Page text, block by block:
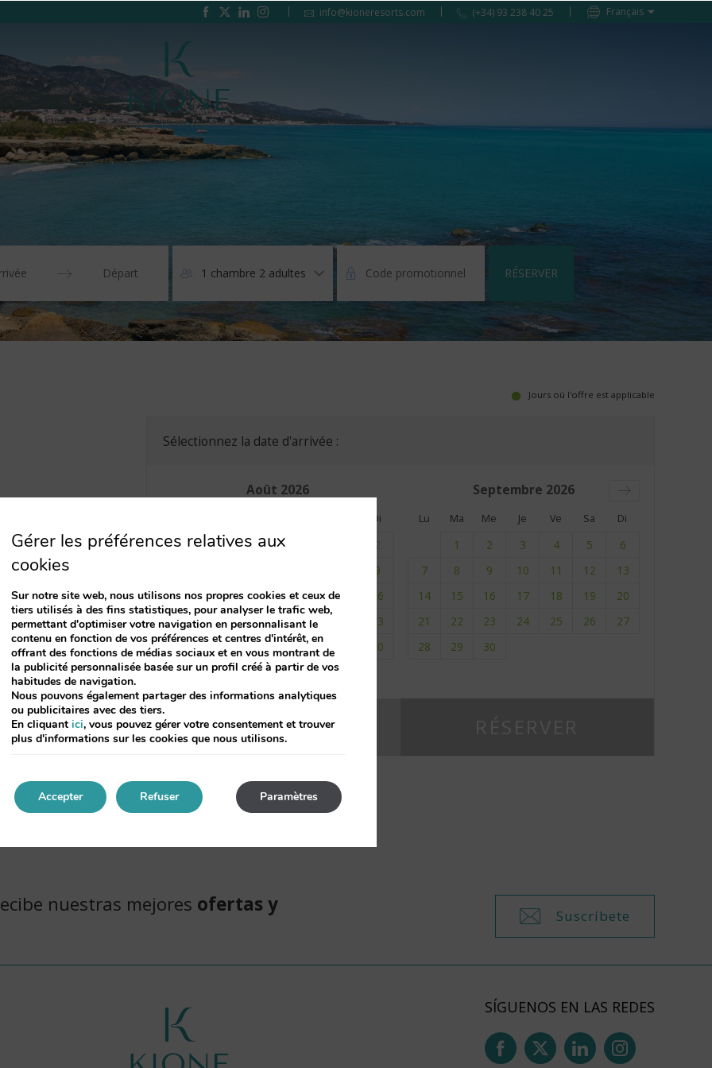
info@kioneresorts.com (+34) 93 238 40 25
Press
the
down
date.
question
get
the
keyboard
shortcuts
for
changing
dates.
1 chambre 2 adultes RÉSERVER
para
Jours où l'offre est applicable
Sélectionnez la date d'arrivée :
Août 2026
Di
9
10
11 12 13 14 15
16
17
18 19 20 21
23
24
25 26 27 28
30
31
Septembre 2026
Lu Ma Me Je Ve Sa Di
1 2 3 4 5
6
7
8 9 10 11 12
13
14
15 16 17 18 19
20
21
22 23 24 25 26
27
28
29 30
Nuits
nuestras mejores ofertas y
Suscríbete
SÍGUENOS EN LAS REDES
Gérer les préférences relatives aux
cookies
Sur notre site web, nous utilisons nos propres cookies et ceux de
tiers utilisés à des fins statistiques, pour analyser le trafic web,
permettant d'optimiser votre navigation en personnalisant le
contenu en fonction de vos préférences et centres d'intérêt, en
offrant des fonctions de médias sociaux et en vous montrant de
la publicité personnalisée basée sur un profil créé à partir de vos
habitudes de navigation.
Nous pouvons également partager des informations analytiques
ou publicitaires avec des tiers.
En cliquant ici, vous pouvez gérer votre consentement et trouver
plus d'informations sur les cookies que nous utilisons.
Accepter Paramètres
Refuser